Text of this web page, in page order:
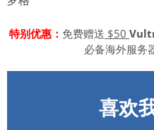
特别优惠： 免费赠送 $50
必备海外服务
喜欢